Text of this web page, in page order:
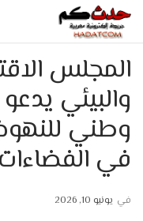
المجلس
والبيئي
وطني
في
في يونيو 10, 2026